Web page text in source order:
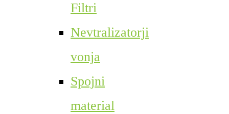
Filtri
Nevtralizatorji
vonja
Spojni
material